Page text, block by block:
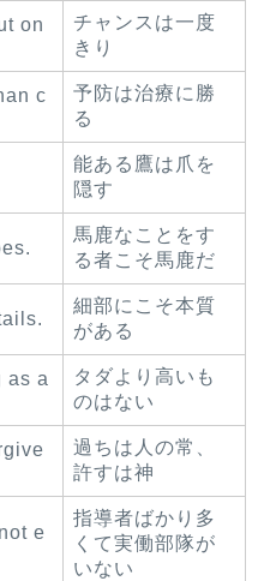
on
チャンスは一度
きり
c
予防は治療に勝
る
能ある鷹は爪を
隠す
馬鹿なことをす
る者こそ馬鹿だ
細部にこそ本質
がある
as a
タダより高いも
のはない
過ちは人の常、
許すは神
e
指導者ばかり多
くて実働部隊が
いない